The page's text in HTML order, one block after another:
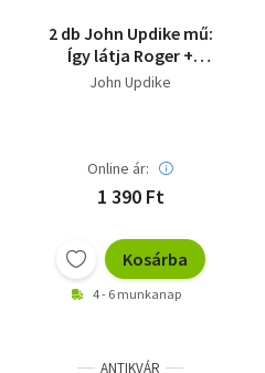
2 db John Updike mű:
Így látja Roger +
Szegényházi vásár - A
John Updike
Online ár:
1 390 Ft
Kosárba
4 - 6 munkanap
ANTIKVÁR